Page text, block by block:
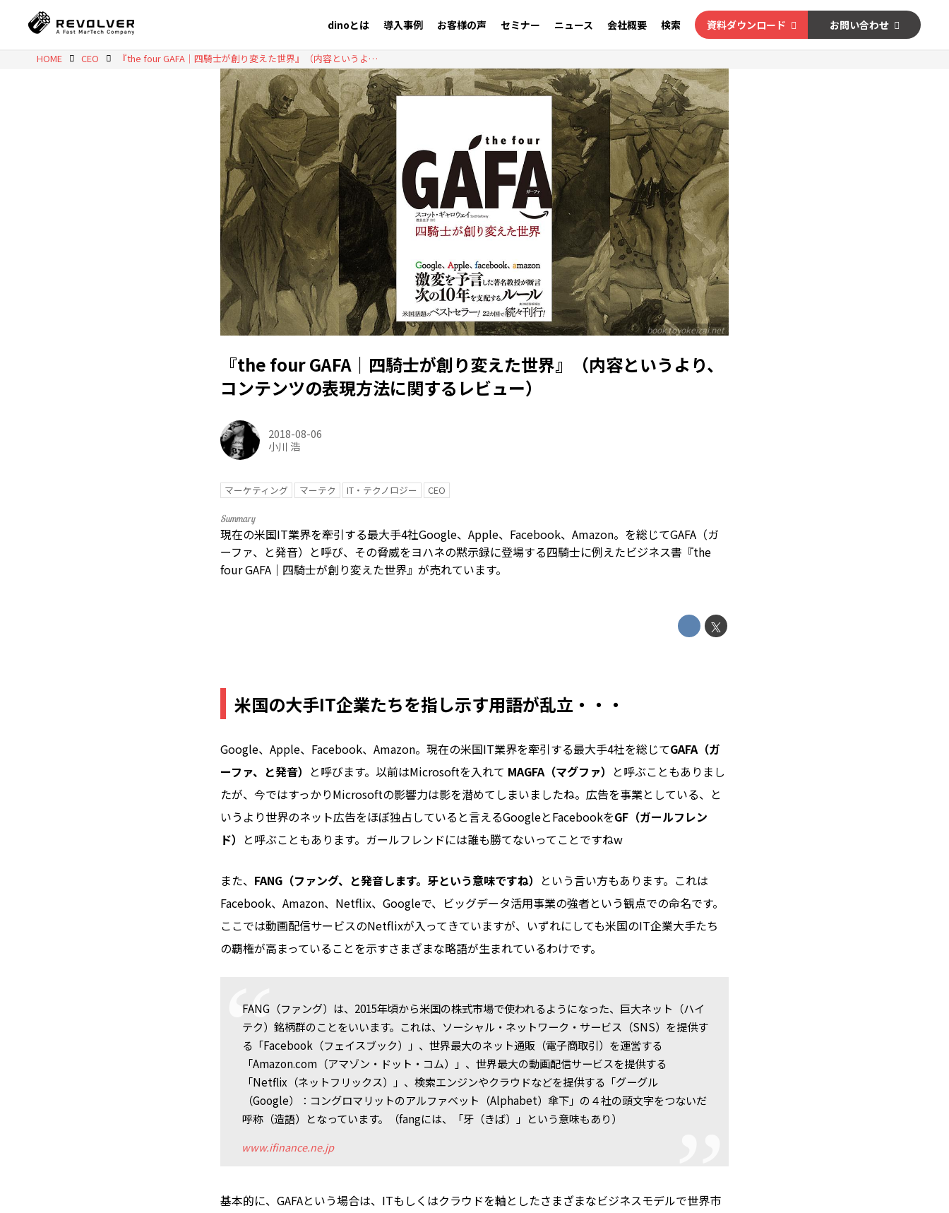
dinoとは 導入事例 お客様の声 セミナー ニュース 会社概要 検索 資料ダウンロード お問い合わせ
HOME CEO 『the four GAFA｜四騎士が創り変えた世界』（内容というより、コンテンツの表現方法に関するレビュー）
book.toyokeizai.net
『the four GAFA｜四騎士が創り変えた世界』（内容というより、
コンテンツの表現方法に関するレビュー）
2018-08-06
小川 浩
マーケティング マーテク IT・テクノロジー CEO
現在の米国IT業界を牽引する最大手4社Google、Apple、Facebook、Amazon。を総じてGAFA（ガ
ーファ、と発音）と呼び、その脅威をヨハネの黙示録に登場する四騎士に例えたビジネス書『the
four GAFA｜四騎士が創り変えた世界』が売れています。
米国の大手IT企業たちを指し示す用語が乱立・・・
Google、Apple、Facebook、Amazon。現在の米国IT業界を牽引する最大手4社を総じてGAFA（ガ
ーファ、と発音） と呼びます。以前はMicrosoftを入れて MAGFA（マグファ） と呼ぶこともありまし
たが、今ではすっかりMicrosoftの影響力は影を潜めてしまいましたね。広告を事業としている、と
いうより世界のネット広告をほぼ独占していると言えるGoogleとFacebookをGF（ガールフレン
ド） と呼ぶこともあります。ガールフレンドには誰も勝てないってことですねw
また、 FANG（ファング、と発音します。牙という意味ですね） という言い方もあります。これは
Facebook、Amazon、Netflix、Googleで、ビッグデータ活用事業の強者という観点での命名です。
ここでは動画配信サービスのNetflixが入ってきていますが、いずれにしても米国のIT企業大手たち
の覇権が高まっていることを示すさまざまな略語が生まれているわけです。
FANG（ファング）は、2015年頃から米国の株式市場で使われるようになった、巨大ネット（ハイ
テク）銘柄群のことをいいます。これは、ソーシャル・ネットワーク・サービス（SNS）を提供す
る「Facebook（フェイスブック）」、世界最大のネット通販（電子商取引）を運営する
「Amazon.com（アマゾン・ドット・コム）」、世界最大の動画配信サービスを提供する
「Netflix（ネットフリックス）」、検索エンジンやクラウドなどを提供する「グーグル
（Google）：コングロマリットのアルファベット（Alphabet）傘下」の４社の頭文字をつないだ
呼称（造語）となっています。（fangには、「牙（きば）」という意味もあり）
www.ifinance.ne.jp
基本的に、GAFAという場合は、ITもしくはクラウドを軸としたさまざまなビジネスモデルで世界市